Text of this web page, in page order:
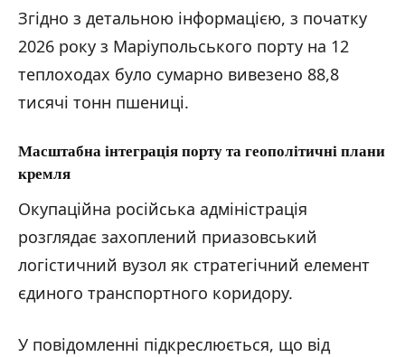
Згідно з детальною інформацією, з початку
2026 року з Маріупольського порту на 12
теплоходах було сумарно вивезено 88,8
тисячі тонн пшениці.
Масштабна інтеграція порту та геополітичні плани
кремля
Окупаційна російська адміністрація
розглядає захоплений приазовський
логістичний вузол як стратегічний елемент
єдиного транспортного коридору.
У повідомленні підкреслюється, що від